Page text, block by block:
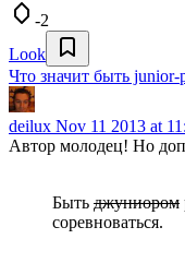
-2
Look
Что значит быть junior-
deilux Nov 11 2013 at
Автор молодец! Но
Быть джуниором
соревноваться.